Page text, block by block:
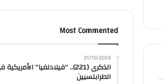
Most Commented
31/10/2024
الذكرى (221).. “فيلادلفيا”
الطرابلسيين